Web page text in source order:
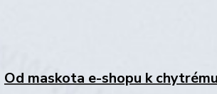
Od maskota e-shopu k